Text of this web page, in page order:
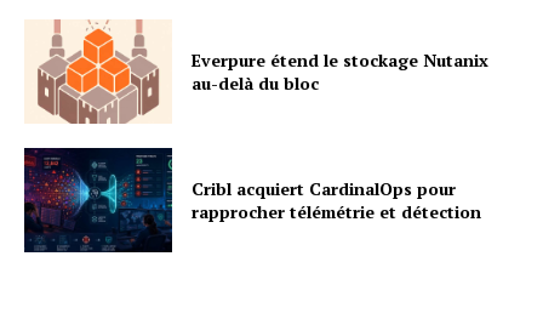
Everpure étend le stockage Nutanix
au-delà du bloc
Cribl acquiert CardinalOps pour
rapprocher télémétrie et détection